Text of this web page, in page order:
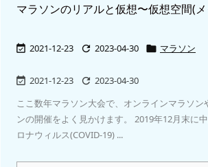
マラソンのリアルと仮想〜仮想空間(
 2021-12-23  2023-04-30  マラソン
 2021-12-23  2023-04-30
ここ数年マラソン大会で、オンラインマラソン
ンの開催をよく見かけます。 2019年12月末に
ロナウィルス(COVID-19) ...